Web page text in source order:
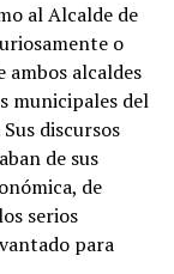
al Alcalde de
o
alcaldes
municipales del
discursos
de sus
de
serios
para